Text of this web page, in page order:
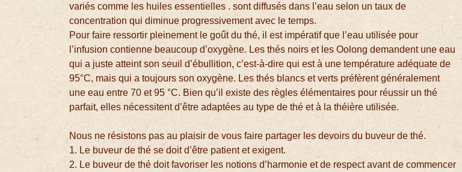
variés comme les huiles essentielles . sont diffusés dans l’eau selon un taux de
concentration qui diminue progressivement avec le temps.
Pour faire ressortir pleinement le goût du thé, il est impératif que l’eau utilisée pour
l’infusion contienne beaucoup d’oxygène. Les thés noirs et les Oolong demandent une eau
qui a juste atteint son seuil d’ébullition, c’est-à-dire qui est à une température adéquate de
95°C, mais qui a toujours son oxygène. Les thés blancs et verts préfèrent généralement
une eau entre 70 et 95 °C. Bien qu’il existe des règles élémentaires pour réussir un thé
parfait, elles nécessitent d’être adaptées au type de thé et à la théière utilisée.
Nous ne résistons pas au plaisir de vous faire partager les devoirs du buveur de thé.
1. Le buveur de thé se doit d’être patient et exigent.
2. Le buveur de thé doit favoriser les notions d’harmonie et de respect avant de commencer